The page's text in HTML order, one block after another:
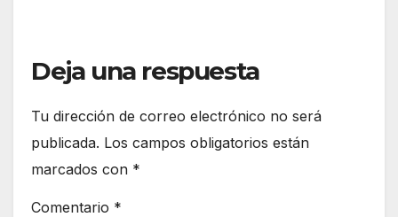
Deja una respuesta
Tu dirección de correo electrónico no será
publicada. Los campos obligatorios están
marcados con *
Comentario *